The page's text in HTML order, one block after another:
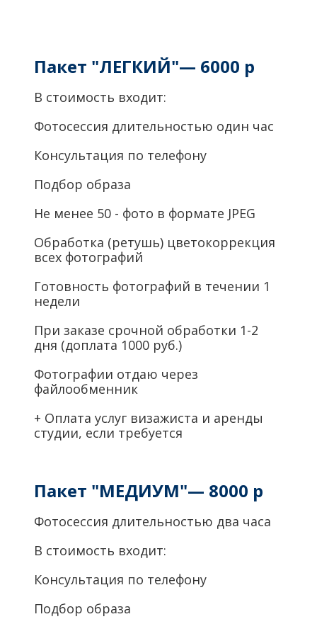
Пакет "ЛЕГКИЙ"— 6000 р
В стоимость входит:
Фотосессия длительностью один час
Консультация по телефону
Подбор образа
Не менее 50 - фото в формате JPEG
Обработка (ретушь) цветокоррекция
всех фотографий
Готовность фотографий в течении 1
недели
При заказе срочной обработки 1-2
дня (доплата 1000 руб.)
Фотографии отдаю через
файлообменник
+ Оплата услуг визажиста и аренды
студии, если требуется
Пакет "МЕДИУМ"— 8000 р
Фотосессия длительностью два часа
В стоимость входит:
Консультация по телефону
Подбор образа